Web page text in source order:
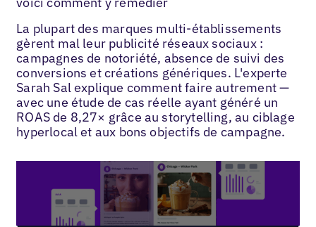
La plupart des marques multi-établissements
gèrent mal leur publicité réseaux sociaux :
campagnes de notoriété, absence de suivi des
conversions et créations génériques. L'experte
Sarah Sal explique comment faire autrement —
avec une étude de cas réelle ayant généré un
ROAS de 8,27× grâce au storytelling, au ciblage
hyperlocal et aux bons objectifs de campagne.